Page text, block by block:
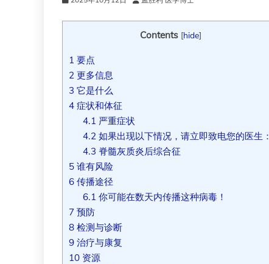
Contents [hide]
1 要点
2 更多信息
3 它是什么
4 症状和体征
4.1 严重症状
4.2 如果出现以下情况，请立即致电您的医生：
4.3 脊髓灰质炎后综合征
5 谁有风险
6 传播途径
6.1 你可能在数天内传播这种病毒！
7 预防
8 检测与诊断
9 治疗与康复
10 资源